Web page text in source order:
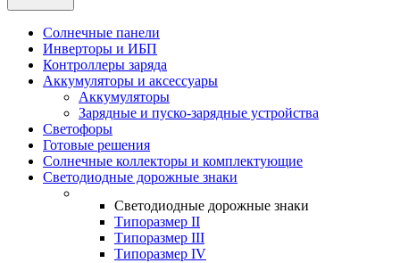
Солнечные панели
Инверторы и ИБП
Контроллеры заряда
Аккумуляторы и аксессуары
Аккумуляторы
Зарядные и пуско-зарядные устройства
Светофоры
Готовые решения
Солнечные коллекторы и комплектующие
Светодиодные дорожные знаки
Светодиодные дорожные знаки
Типоразмер II
Типоразмер III
Типоразмер IV